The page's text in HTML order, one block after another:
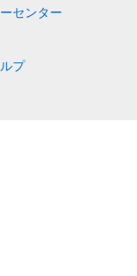
センター
プ